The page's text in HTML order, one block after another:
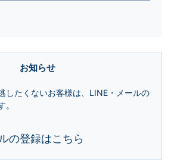
お知らせ
したくないお客様は、LINE・メールの
の登録はこちら